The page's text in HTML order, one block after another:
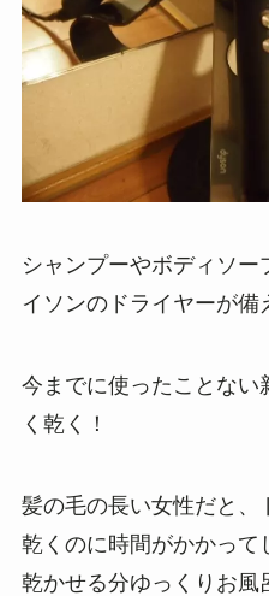
シャンプーやボディソ
イソンのドライヤーが備
今までに使ったことない
く乾く！
髪の毛の長い女性だと、
乾くのに時間がかかって
乾かせる分ゆっくりお風